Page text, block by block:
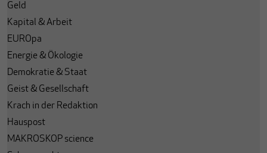
Geld
Kapital & Arbeit
EUROpa
Energie & Ökologie
Demokratie & Staat
Geist & Gesellschaft
Krach in der Redaktion
Hauspost
MAKROSKOP science